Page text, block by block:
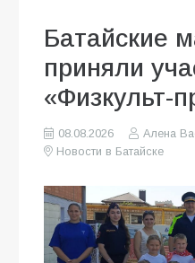
Батайские
приняли
«Физкульт-
08.08.2026
Алена
Новости в Батайске